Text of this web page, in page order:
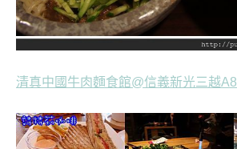
清真中國牛肉麵食館@信義新光三越A8